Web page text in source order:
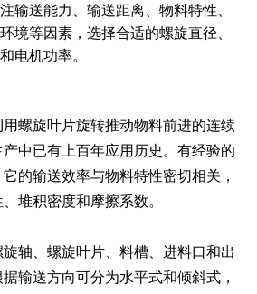
用螺旋叶片旋转推动物料前进的连续
中已有上百年应用历史。有经验的
的输送效率与物料特性密切相关，
堆积密度和摩擦系数。
轴、螺旋叶片、料槽、进料口和出
输送方向可分为水平式和倾斜式，
输送能力、输送距离、物料特性、
境等因素，选择合适的螺旋直径、
电机功率。